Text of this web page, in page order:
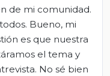
de mi comunidad.
Bueno, mi
es que nuestra
el tema y
No sé bien